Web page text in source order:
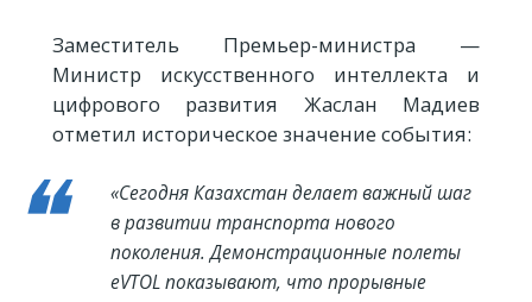
Заместитель Премьер-министра —
Министр искусственного интеллекта и
цифрового развития Жаслан Мадиев
отметил историческое значение события:
«Сегодня Казахстан делает важный шаг
в развитии транспорта нового
поколения. Демонстрационные полеты
eVTOL показывают, что прорывные